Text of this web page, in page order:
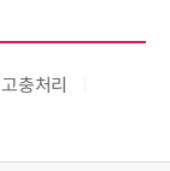
고충처리